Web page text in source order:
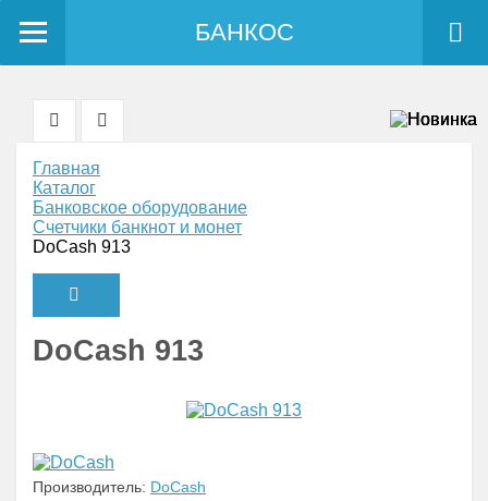
БАНКОС
Главная
Каталог
Банковское оборудование
Счетчики банкнот и монет
DoCash 913
DoCash 913
Производитель: DoCash